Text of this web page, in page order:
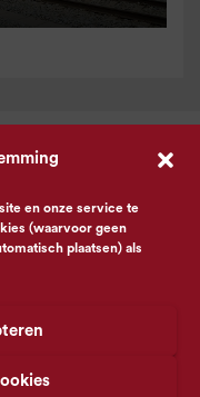
en onze service te
(waarvoor geen
plaatsen) als